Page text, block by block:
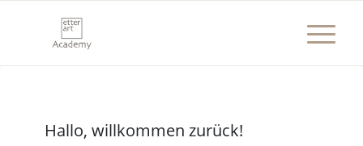
Hallo, willkommen zurück!